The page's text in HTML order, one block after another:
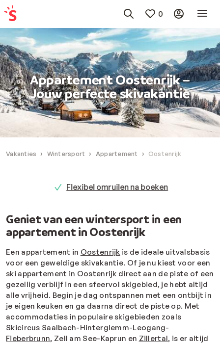
0
Appartement Oostenrijk –
Jouw perfecte skivakantie
Vakanties Wintersport Appartement Oostenrijk
Flexibel omruilen na boeken
Geniet van een wintersport in een
appartement in Oostenrijk
Een appartement in Oostenrijk is de ideale uitvalsbasis
voor een geweldige skivakantie. Of je nu kiest voor een
ski appartement in Oostenrijk direct aan de piste of een
gezellig verblijf in een sfeervol skigebied, je hebt altijd
alle vrijheid. Begin je dag ontspannen met een ontbijt in
je eigen keuken en ga daarna direct de piste op. Met
accommodaties in populaire skigebieden zoals
Skicircus Saalbach-Hinterglemm-Leogang-
Fieberbrunn, Zell am See-Kaprun en Zillertal, is er altijd